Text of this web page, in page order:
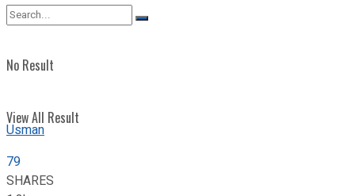
View All Result
No Result
View All Result
Usman
79
SHARES